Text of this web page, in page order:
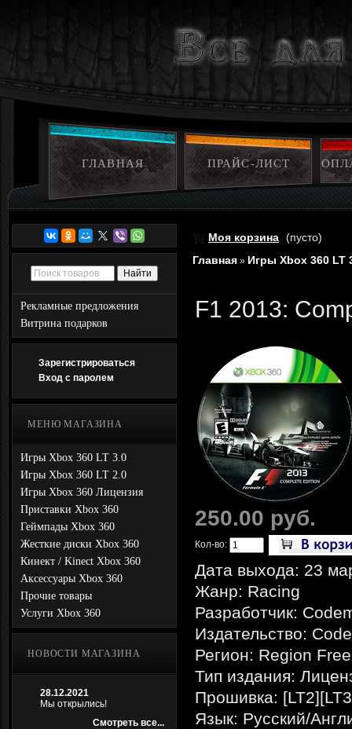
ГЛАВНАЯ ПРАЙС-ЛИСТ
Рекламные предложения
Витрина подарков
Зарегистрироваться
Вход с паролем
МЕНЮ МАГАЗИНА
Игры Xbox 360 LT 3.0
Игры Xbox 360 LT 2.0
Игры Xbox 360 Лицензия
Приставки Xbox 360
Геймпады Xbox 360
Жесткие диски Xbox 360
Кинект / Kinect Xbox 360
Аксессуары Xbox 360
Прочие товары
Услуги Xbox 360
НОВОСТИ МАГАЗИНА
28.12.2021
Мы открылись!
Смотреть все...
Моя корзина (пусто)
Главная » Игры Xbox 360 LT
F1 2013:
250.00 руб.
Кол-во:
Дата выхода: 23
Жанр: Racing
Разработчик:
Издательство:
Регион: Region Free
Тип издания:
Прошивка:
Язык: Русский/